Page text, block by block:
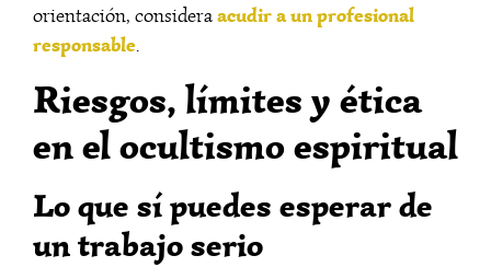
orientación, consideraacudir a un profesional
responsable.
Riesgos, límites y ética
en el ocultismo espiritual
Lo que sí puedes esperar de
un trabajo serio